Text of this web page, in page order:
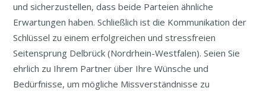
und sicherzustellen, dass beide Parteien ähnliche
Erwartungen haben. Schließlich ist die Kommunikation der
Schlüssel zu einem erfolgreichen und stressfreien
Seitensprung Delbrück (Nordrhein-Westfalen). Seien Sie
ehrlich zu Ihrem Partner über Ihre Wünsche und
Bedürfnisse, um mögliche Missverständnisse zu